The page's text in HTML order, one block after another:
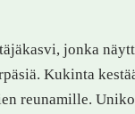
jonka
Kukinta
reunamille.